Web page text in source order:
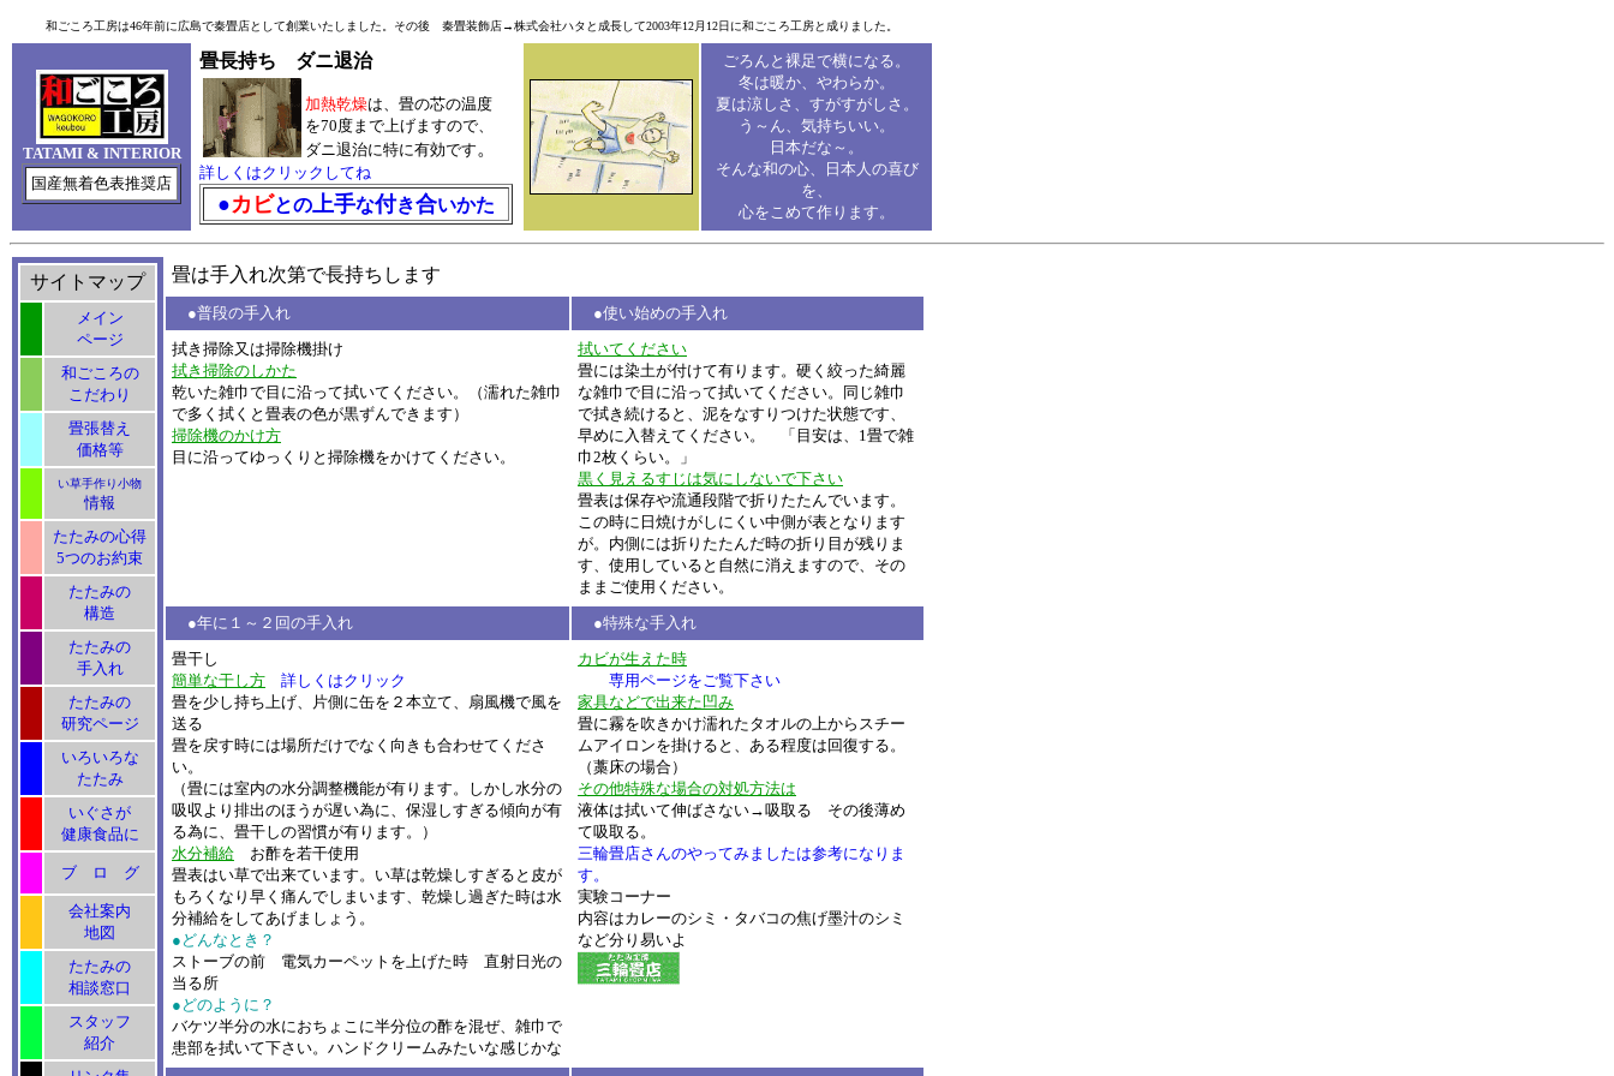
和ごころ工房は46年前に広島で秦畳店として創業いたしました。その後 秦畳装飾店→株式会社ハタと成長して2003年12月12日に和ごころ工房と成りました。
TATAMI & INTERIOR
国産無着色表推奨店
畳長持ち ダニ退治
加熱乾燥は、畳の芯の温度
を70度まで上げますので、
ダニ退治に特に有効です 。
詳しくはクリックしてね
●カビとの上手な付き合いかた
ごろんと裸足で横になる。
冬は暖か、やわらか。
夏は涼しさ、すがすがしさ。
う～ん、気持ちいい。
日本だな～。
そんな和の心、日本人の喜び
を、
心をこめて作ります。
サイトマップ
メイン
ページ
和ごころの
こだわり
畳張替え
価格等
い草手作り小物
情報
たたみの心得
5つのお約束
たたみの
構造
たたみの
手入れ
たたみの
研究ページ
いろいろな
たたみ
いぐさが
健康食品に
ブ ロ グ
会社案内
地図
たたみの
相談窓口
スタッフ
紹介
畳は手入れ次第で長持ちします
●普段の手入れ
●使い始めの手入れ
拭き掃除又は掃除機掛け
拭き掃除のしかた
乾いた雑巾で目に沿って拭いてください。（濡れた雑巾
で多く拭くと畳表の色が黒ずんできます）
掃除機のかけ方
目に沿ってゆっくりと掃除機をかけてください。
拭いてください
畳には染土が付けて有ります。硬く絞った綺麗
な雑巾で目に沿って拭いてください。同じ雑巾
で拭き続けると、泥をなすりつけた状態です、
早めに入替えてください。 「目安は、1畳で雑
巾2枚くらい。」
黒く見えるすじは気にしないで下さい
畳表は保存や流通段階で折りたたんでいます。
この時に日焼けがしにくい中側が表となります
が。内側には折りたたんだ時の折り目が残りま
す、使用していると自然に消えますので、その
ままご使用ください。
●年に１～２回の手入れ
●特殊な手入れ
畳干し
簡単な干し方
詳しくはクリック
畳を少し持ち上げ、片側に缶を２本立て、扇風機で風を
送る
畳を戻す時には場所だけでなく向きも合わせてくださ
い。
（畳には室内の水分調整機能が有ります。しかし水分の
吸収より排出のほうが遅い為に、保湿しすぎる傾向が有
る為に、畳干しの習慣が有ります。）
水分補給 お酢を若干使用
畳表はい草で出来ています。い草は乾燥しすぎると皮が
もろくなり早く痛んでしまいます、乾燥し過ぎた時は水
分補給をしてあげましょう。
●どんなとき？
ストーブの前 電気カーペットを上げた時 直射日光の
当る所
●どのように？
バケツ半分の水におちょこに半分位の酢を混ぜ、雑巾で
患部を拭いて下さい。ハンドクリームみたいな感じかな
カビが生えた時
専用ページをご覧下さい
家具などで出来た凹み
畳に霧を吹きかけ濡れたタオルの上からスチー
ムアイロンを掛けると、ある程度は回復する。
（藁床の場合）
その他特殊な場合の対処方法は
液体は拭いて伸ばさない→吸取る その後薄め
て吸取る。
三輪畳店さんのやってみましたは参考になりま
す。
実験コーナー
内容はカレーのシミ・タバコの焦げ墨汁のシミ
など分り易いよ